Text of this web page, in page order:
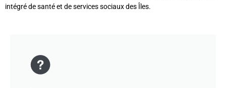
intégré de santé et de services sociaux des Îles.